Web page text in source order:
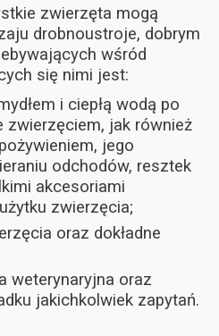
zwierzęta mogą
drobnoustroje, dobrym
wśród
się nimi jest:
i ciepłą wodą po
zwierzęciem, jak również
jego
odchodów, resztek
akcesoriami
zwierzęcia;
oraz dokładne
weterynaryjna oraz
jakichkolwiek zapytań.